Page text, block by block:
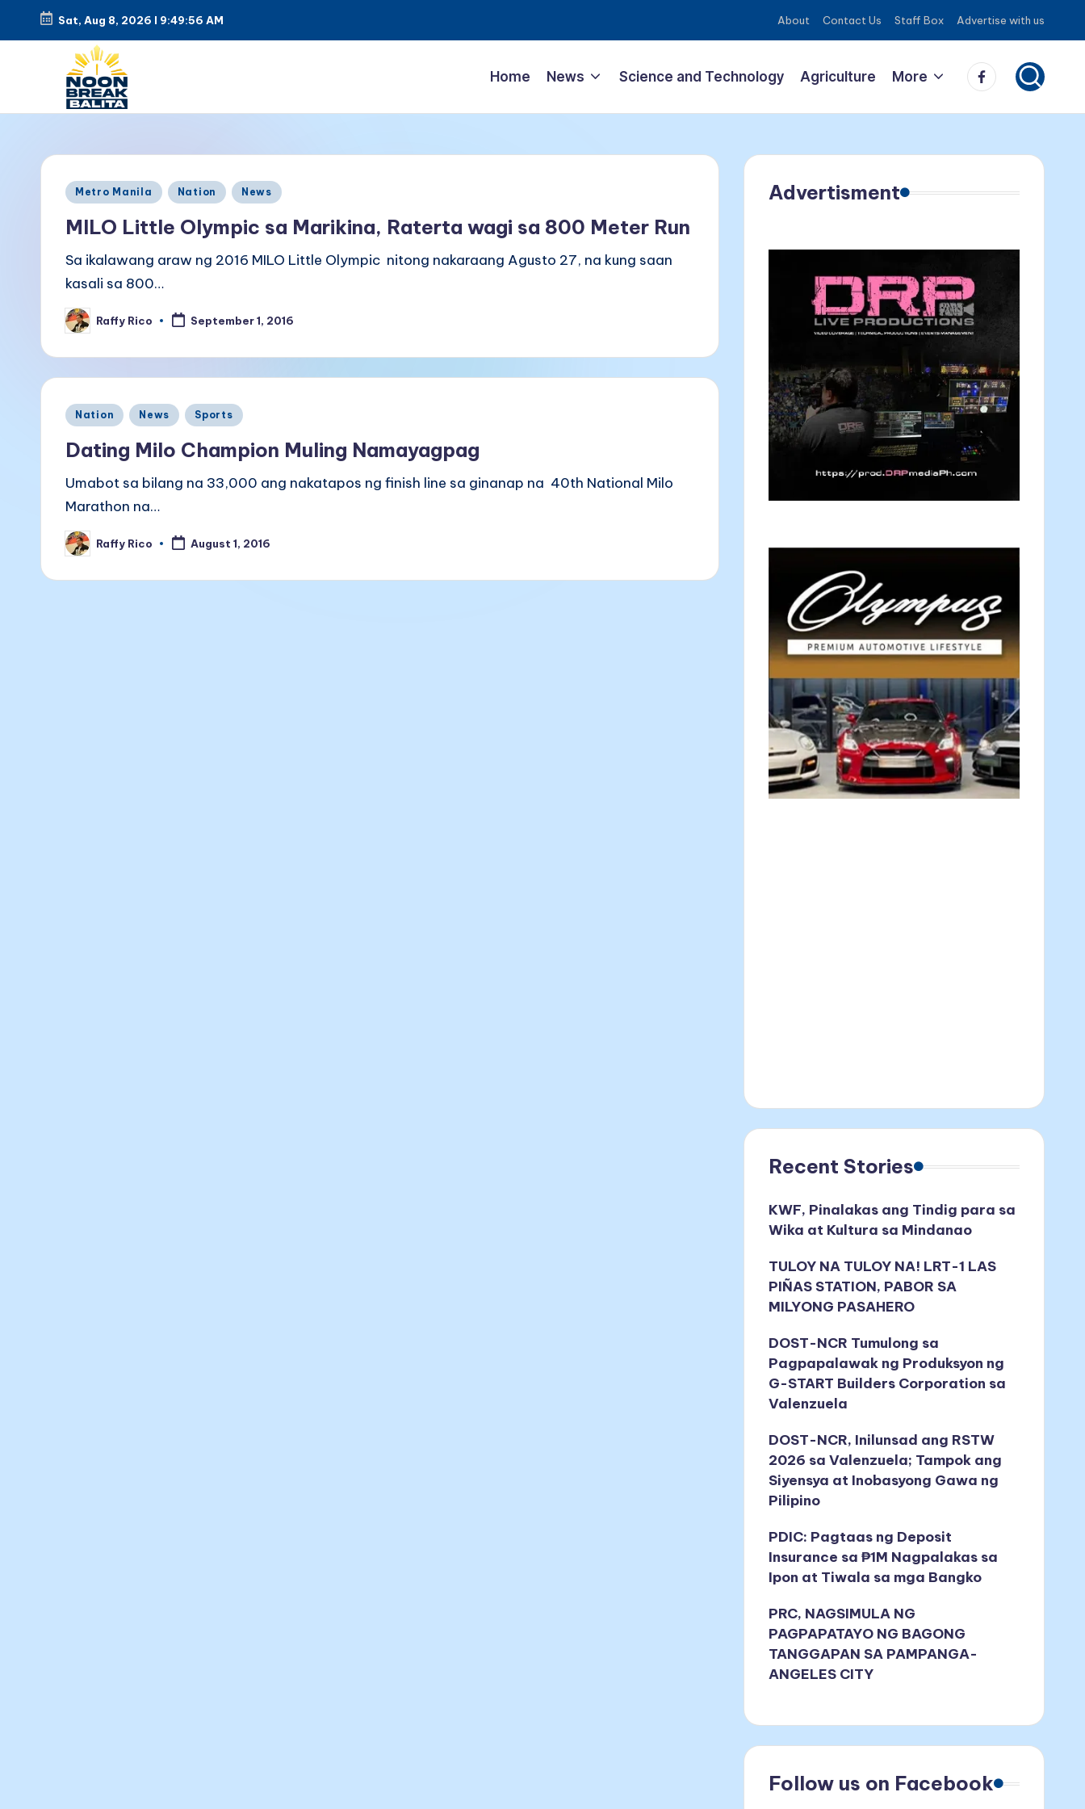
Skip
Sat, Aug 8, 2026 l 9:49:57 AM About Contact Us Staff Box Advertise with us
o
o
n
B
r
e
a
k
B
a
li
t
a
tuwing
tanghali.
Home News Science and Technology Agriculture More Facebook
Posted
Metro Manila Nation News
MILO Little Olympic sa Marikina, Raterta wagi sa 800 Meter Run
Sa ikalawang araw ng 2016 MILO Little Olympic nitong nakaraang Agusto 27, na kung saan
kasali sa 800…
Posted
by
Raffy Rico September 1, 2016
Posted
Nation News Sports
Dating Milo Champion Muling Namayagpag
Umabot sa bilang na 33,000 ang nakatapos ng finish line sa ginanap na 40th National Milo
Marathon na…
Posted
by
Raffy Rico August 1, 2016
Advertisment
Recent Stories
KWF, Pinalakas ang Tindig para sa
Wika at Kultura sa Mindanao
TULOY NA TULOY NA! LRT-1 LAS
PIÑAS STATION, PABOR SA
MILYONG PASAHERO
DOST-NCR Tumulong sa
Pagpapalawak ng Produksyon ng
G-START Builders Corporation sa
Valenzuela
DOST-NCR, Inilunsad ang RSTW
2026 sa Valenzuela; Tampok ang
Siyensya at Inobasyong Gawa ng
Pilipino
PDIC: Pagtaas ng Deposit
Insurance sa ₱1M Nagpalakas sa
Ipon at Tiwala sa mga Bangko
PRC, NAGSIMULA NG
PAGPAPATAYO NG BAGONG
TANGGAPAN SA PAMPANGA-
ANGELES CITY
Follow us on Facebook